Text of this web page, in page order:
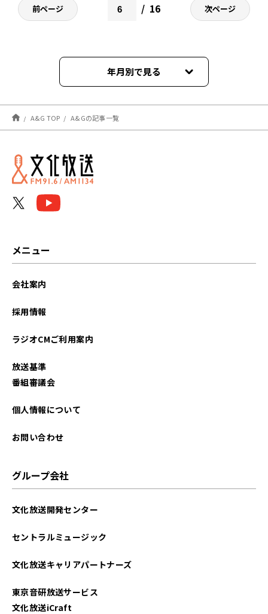
前ページ 16 次ページ
年月別で見る
2026年8月
2026年7月
2026年6月
2025年9月
2025年6月
A&G TOP A&Gの記事一覧
メニュー
会社案内
採用情報
ラジオCMご利用案内
放送基準
番組審議会
個人情報について
お問い合わせ
グループ会社
文化放送開発センター
セントラルミュージック
文化放送キャリアパートナーズ
東京音研放送サービス
文化放送iCraft